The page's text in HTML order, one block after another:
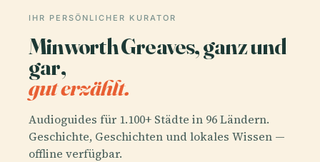
IHR PERSÖNLICHER KURATOR
Minworth Greaves, ganz und
gar,
gut erzählt.
Audioguides für 1.100+ Städte in 96 Ländern.
Geschichte, Geschichten und lokales Wissen —
offline verfügbar.